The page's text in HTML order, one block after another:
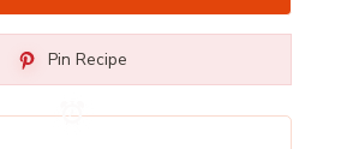
Pin Recipe